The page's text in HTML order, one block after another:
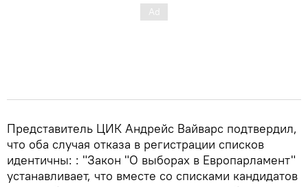
Представитель ЦИК Андрейс Вайварс подтвердил,
что оба случая отказа в регистрации списков
идентичны: : "Закон "О выборах в Европарламент"
устанавливает, что вместе со списками кандидатов